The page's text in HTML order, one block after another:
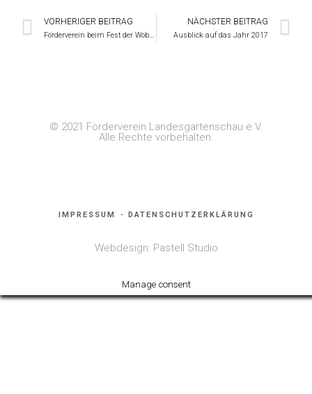
VORHERIGER BEITRAG
Förderverein beim Fest der Wobau
NÄCHSTER BEITRAG
Ausblick auf das Jahr 2017
© 2021 Förderverein Landesgartenschau e.V.
Alle Rechte vorbehalten.
IMPRESSUM DATENSCHUTZERKLÄRUNG
Webdesign: Pastell Studio
Manage consent